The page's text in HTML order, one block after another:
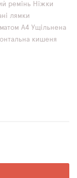
ремінь Ніжки
лямки
А4 Ущільнена
кишеня